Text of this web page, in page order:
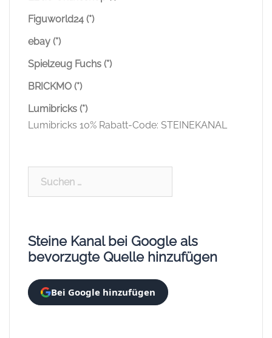
Figuworld24 (*)
ebay (*)
Spielzeug Fuchs (*)
BRICKMO (*)
Lumibricks (*)
Lumibricks 10% Rabatt-Code: STEINEKANAL
Steine Kanal bei Google als
bevorzugte Quelle hinzufügen
Bei Google hinzufügen